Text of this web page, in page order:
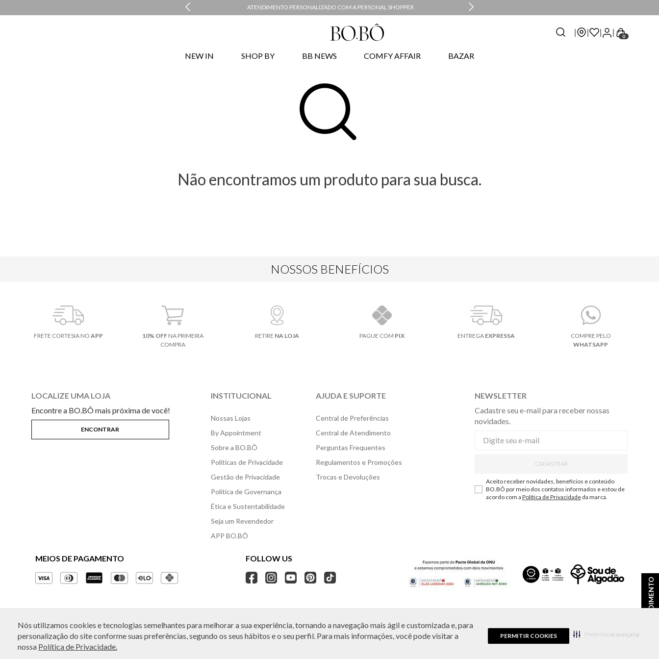
Nós utilizamos cookies e tecnologias semelhantes para melhorar a sua experiência, tornando a navegação mais ágil e customizada e, para
personalização do site conforme suas preferências, segundo os seus hábitos e o seu perfil. Para mais informações, você pode visitar a
nossa Política de Privacidade.
PERMITIR COOKIES Preferências avançadas
ATENDIMENTO PERSONALIZADO COM A PERSONAL SHOPPER
ATENDIMENTO
0
NEW IN SHOP BY BB NEWS COMFY AFFAIR BAZAR
Não encontramos um produto para sua busca.
NOSSOS BENEFÍCIOS
FRETE CORTESIA NO APP 10% OFFNA PRIMEIRA
COMPRA
RETIRE NA LOJA PAGUE COM PIX ENTREGA EXPRESSA
COMPRE PELO
WHATSAPP
LOCALIZE UMA LOJA
Encontre a BO.BÔ mais próxima de você!
INSTITUCIONAL
Nossas Lojas
By Appointment
Sobre a BO.BÔ
Políticas de Privacidade
Gestão de Privacidade
Política de Governança
Ética e Sustentabilidade
Seja um Revendedor
APP BO.BÔ
AJUDA E SUPORTE
Central de Preferências
Central de Atendimento
Perguntas Frequentes
Regulamentos e Promoções
Trocas e Devoluções
NEWSLETTER
Cadastre seu e-mail para receber nossas
novidades.
CADASTRAR
Aceito receber novidades, benefícios e conteúdo
BO.BÔ por meio dos contatos informados e estou de
acordo com a Política de Privacidadeda marca.
MEIOS DE PAGAMENTO FOLLOW US
© Copyright 2026 - Todos os direitos reservados. A BO.BÔ reserva-se no direito de corrigir ou alterar informações como: preços, promoções e disponibilidade de estoque a qualquer momento.
Em caso de dúvidas:
0800 440 2222.
Horário de Atendimento: das 8h às 20h de segunda a sábado, exceto feriados.